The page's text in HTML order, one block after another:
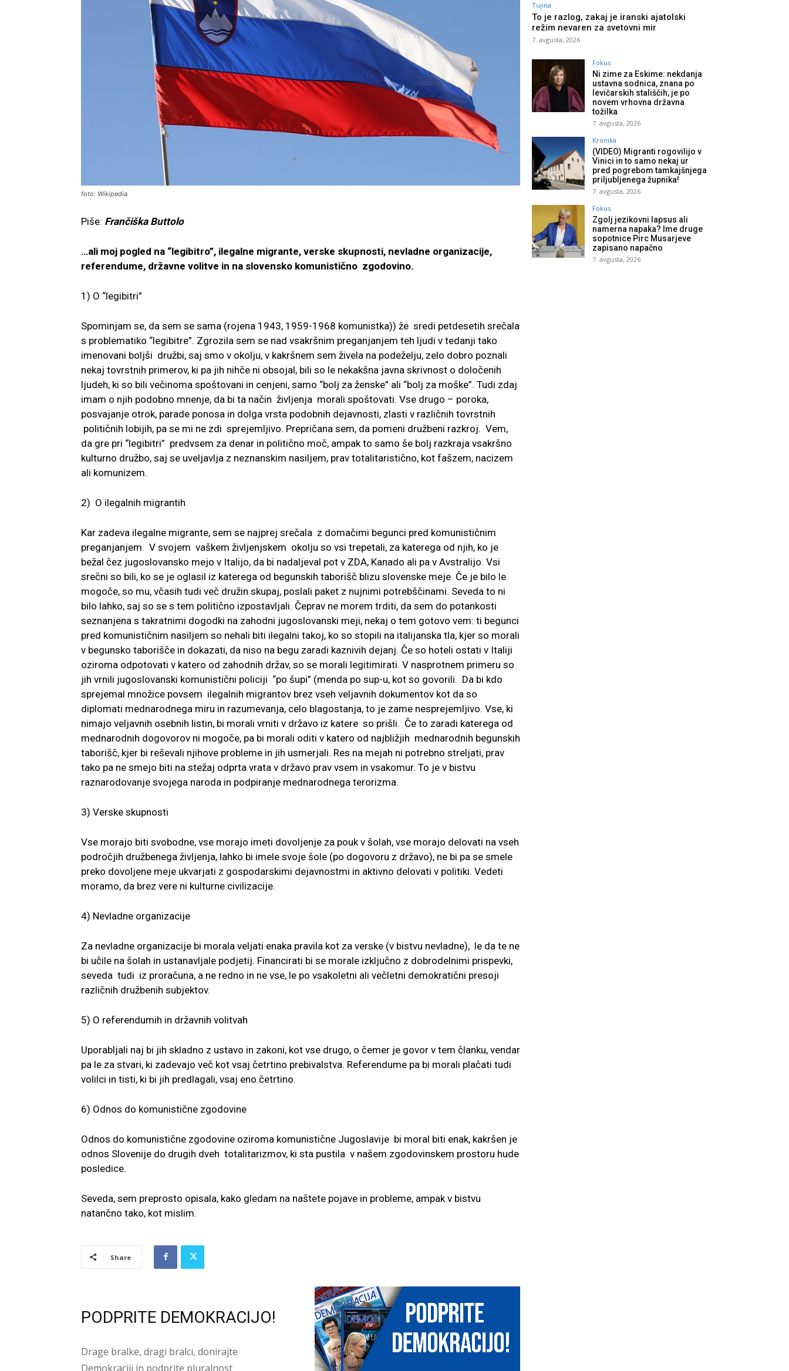
foto: Wikipedia
Piše: Frančiška Buttolo
…ali moj pogled na “legibitro”, ilegalne migrante, verske skupnosti, nevladne organizacije,
referendume, državne volitve in na slovensko komunistično zgodovino.
1) O “legibitri”
Spominjam se, da sem se sama (rojena 1943, 1959-1968 komunistka)) že sredi petdesetih srečala
s problematiko “legibitre”. Zgrozila sem se nad vsakršnim preganjanjem teh ljudi v tedanji tako
imenovani boljši družbi, saj smo v okolju, v kakršnem sem živela na podeželju, zelo dobro poznali
nekaj tovrstnih primerov, ki pa jih nihče ni obsojal, bili so le nekakšna javna skrivnost o določenih
ljudeh, ki so bili večinoma spoštovani in cenjeni, samo “bolj za ženske” ali “bolj za moške”. Tudi zdaj
imam o njih podobno mnenje, da bi ta način življenja morali spoštovati. Vse drugo – poroka,
posvajanje otrok, parade ponosa in dolga vrsta podobnih dejavnosti, zlasti v različnih tovrstnih
političnih lobijih, pa se mi ne zdi sprejemljivo. Prepričana sem, da pomeni družbeni razkroj. Vem,
da gre pri “legibitri” predvsem za denar in politično moč, ampak to samo še bolj razkraja vsakršno
kulturno družbo, saj se uveljavlja z neznanskim nasiljem, prav totalitaristično, kot fašzem, nacizem
ali komunizem.
2) O ilegalnih migrantih
Kar zadeva ilegalne migrante, sem se najprej srečala z domačimi begunci pred komunističnim
preganjanjem. V svojem vaškem življenjskem okolju so vsi trepetali, za katerega od njih, ko je
bežal čez jugoslovansko mejo v Italijo, da bi nadaljeval pot v ZDA, Kanado ali pa v Avstralijo. Vsi
srečni so bili, ko se je oglasil iz katerega od begunskih taborišč blizu slovenske meje. Če je bilo le
mogoče, so mu, včasih tudi več družin skupaj, poslali paket z nujnimi potrebščinami. Seveda to ni
bilo lahko, saj so se s tem politično izpostavljali. Čeprav ne morem trditi, da sem do potankosti
seznanjena s takratnimi dogodki na zahodni jugoslovanski meji, nekaj o tem gotovo vem: ti begunci
pred komunističnim nasiljem so nehali biti ilegalni takoj, ko so stopili na italijanska tla, kjer so morali
v begunsko taborišče in dokazati, da niso na begu zaradi kaznivih dejanj. Če so hoteli ostati v Italiji
oziroma odpotovati v katero od zahodnih držav, so se morali legitimirati. V nasprotnem primeru so
jih vrnili jugoslovanski komunistični policiji “po šupi” (menda po sup-u, kot so govorili. Da bi kdo
sprejemal množice povsem ilegalnih migrantov brez vseh veljavnih dokumentov kot da so
diplomati mednarodnega miru in razumevanja, celo blagostanja, to je zame nesprejemljivo. Vse, ki
nimajo veljavnih osebnih listin, bi morali vrniti v državo iz katere so prišli. Če to zaradi katerega od
mednarodnih dogovorov ni mogoče, pa bi morali oditi v katero od najbližjih mednarodnih begunskih
taborišč, kjer bi reševali njihove probleme in jih usmerjali. Res na mejah ni potrebno streljati, prav
tako pa ne smejo biti na stežaj odprta vrata v državo prav vsem in vsakomur. To je v bistvu
raznarodovanje svojega naroda in podpiranje mednarodnega terorizma.
3) Verske skupnosti
Vse morajo biti svobodne, vse morajo imeti dovoljenje za pouk v šolah, vse morajo delovati na vseh
področjih družbenega življenja, lahko bi imele svoje šole (po dogovoru z državo), ne bi pa se smele
preko dovoljene meje ukvarjati z gospodarskimi dejavnostmi in aktivno delovati v politiki. Vedeti
moramo, da brez vere ni kulturne civilizacije.
4) Nevladne organizacije
Za nevladne organizacije bi morala veljati enaka pravila kot za verske (v bistvu nevladne), le da te ne
bi učile na šolah in ustanavljale podjetij. Financirati bi se morale izključno z dobrodelnimi prispevki,
seveda tudi iz proračuna, a ne redno in ne vse, le po vsakoletni ali večletni demokratični presoji
različnih družbenih subjektov.
5) O referendumih in državnih volitvah
Uporabljali naj bi jih skladno z ustavo in zakoni, kot vse drugo, o čemer je govor v tem članku, vendar
pa le za stvari, ki zadevajo več kot vsaj četrtino prebivalstva. Referendume pa bi morali plačati tudi
volilci in tisti, ki bi jih predlagali, vsaj eno četrtino.
6) Odnos do komunistične zgodovine
Odnos do komunistične zgodovine oziroma komunistične Jugoslavije bi moral biti enak, kakršen je
odnos Slovenije do drugih dveh totalitarizmov, ki sta pustila v našem zgodovinskem prostoru hude
posledice.
Seveda, sem preprosto opisala, kako gledam na naštete pojave in probleme, ampak v bistvu
natančno tako, kot mislim.
Share
PODPRITE DEMOKRACIJO!
Drage bralke, dragi bralci, donirajte
Demokraciji in podprite pluralnost
Tujina
To je razlog, zakaj je iranski ajatolski
režim nevaren za svetovni mir
7. avgusta, 2026
Fokus
Ni zime za Eskime: nekdanja
ustavna sodnica, znana po
levičarskih stališčih, je po
novem vrhovna državna
tožilka
7. avgusta, 2026
Kronika
(VIDEO) Migranti rogovilijo v
Vinici in to samo nekaj ur
pred pogrebom tamkajšnjega
priljubljenega župnika!
7. avgusta, 2026
Fokus
Zgolj jezikovni lapsus ali
namerna napaka? Ime druge
sopotnice Pirc Musarjeve
zapisano napačno
7. avgusta, 2026